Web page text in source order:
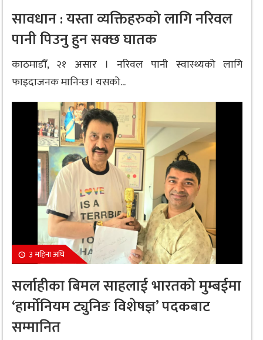
सावधान : यस्ता व्यक्तिहरुको लागि नरिवल
पानी पिउनु हुन सक्छ घातक
काठमाडौँ, २१ असार । नरिवल पानी स्वास्थ्यको लागि
फाइदाजनक मानिन्छ। यसको...
३ महिना अघि
सर्लाहीका बिमल साहलाई भारतको मुम्बईमा
‘हार्मोनियम ट्युनिङ विशेषज्ञ’ पदकबाट
सम्मानित